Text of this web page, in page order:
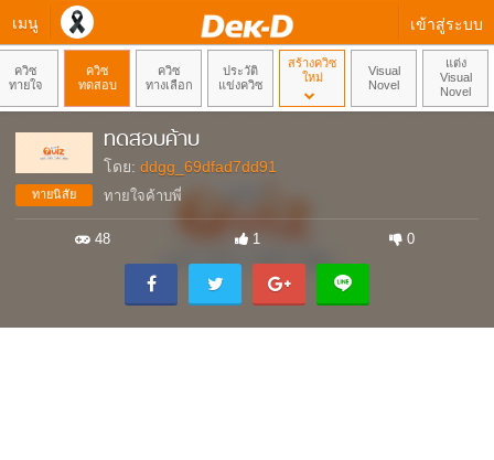
เมนู เข้าสู่ระบบ
ควิซ
ทายใจ
ควิซ
ทดสอบ
ควิซ
ทางเลือก
ประวัติ
แข่งควิซ
สร้างควิซ
ใหม่
Visual
Novel
แต่ง
Visual
Novel
ทายนิสัย
ทดสอบค้าบ
โดย: ddgg_69dfad7dd91
ทายใจค้าบพี่
48 1 0